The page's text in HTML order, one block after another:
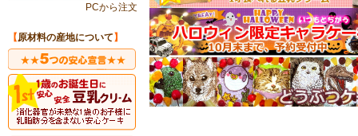
PCから注文
【原材料の産地について 】